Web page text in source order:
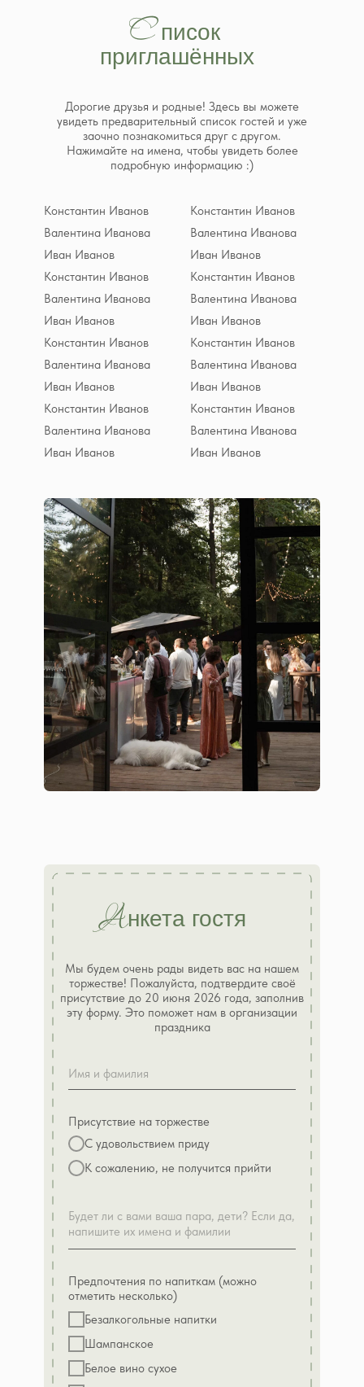
С
__писок
приглашённых
Дорогие друзья и родные! Здесь вы можете
увидеть предварительный список гостей и уже
заочно познакомиться друг с другом.
Нажимайте на имена, чтобы увидеть более
подробную информацию :)
Константин Иванов
Константин Иванов
Валентина Иванова
Валентина Иванова
Иван Иванов
Иван Иванов
Константин Иванов
Константин Иванов
Валентина Иванова
Валентина Иванова
Иван Иванов
Иван Иванов
Константин Иванов
Константин Иванов
Валентина Иванова
Валентина Иванова
Иван Иванов
Иван Иванов
Константин Иванов
Константин Иванов
Валентина Иванова
Валентина Иванова
Иван Иванов
Иван Иванов
Анкета гостя
Мы будем очень рады видеть вас на нашем
торжестве! Пожалуйста, подтвердите своё
присутствие до 20 июня 2026 года, заполнив
эту форму. Это поможет нам в организации
праздника
Присутствие на торжестве
С удовольствием приду
К сожалению, не получится прийти
Предпочтения по напиткам (можно
отметить несколько)
Безалкогольные напитки
Шампанское
Белое вино сухое